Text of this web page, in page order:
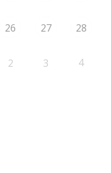
26 27 28
2 3 4